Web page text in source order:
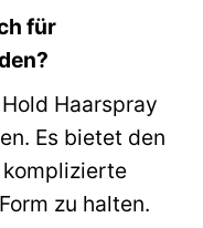
für
Haarspray
Es bietet den
zu halten.